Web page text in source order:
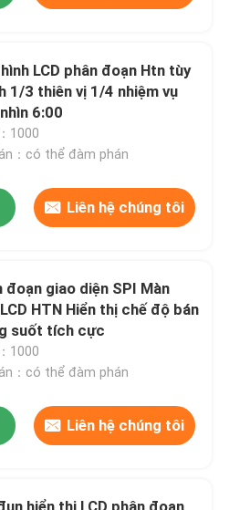
LCD phân đoạn Htn tùy
1/3 thiên vị 1/4 nhiệm vụ
6:00
1000
：có thể đàm phán
Liên hệ chúng tôi
đoạn giao diện SPI Màn
HTN Hiển thị chế độ bán
suốt tích cực
1000
：có thể đàm phán
Liên hệ chúng tôi